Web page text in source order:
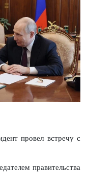
провел встречу с
правительства